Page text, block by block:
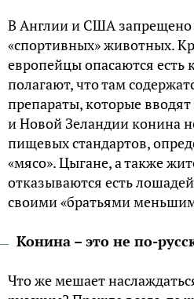
В Англии и США запрещено
«спортивных» животных.
европейцы опасаются есть
полагают, что там
препараты, которые
и Новой Зеландии конина
пищевых стандартов,
«мясо». Цыгане, а также
отказываются есть
своими «братьями
Конина – это не по-
Что же мешает